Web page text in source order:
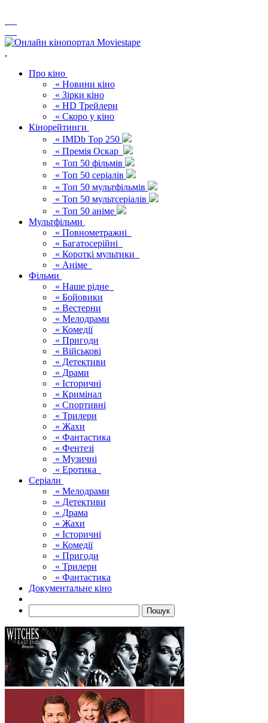
,
Про кіно
« Новини кіно
« Зірки кіно
« HD Трейлери
« Скоро у кіно
Кінорейтинги
« IMDb Top 250
« Премія Оскар
« Топ 50 фільмів
« Топ 50 серіалів
« Топ 50 мультфільмів
« Топ 50 мультсеріалів
« Топ 50 аніме
Мультфільми
« Повнометражні
« Багатосерійні
« Короткі мультики
« Аніме
Фільми
« Наше рідне
« Бойовики
« Вестерни
« Мелодрами
« Комедії
« Пригоди
« Військові
« Детективи
« Драми
« Історичні
« Кримінал
« Спортивні
« Трилери
« Жахи
« Фантастика
« Фентезі
« Музичні
« Еротика
Серіали
« Мелодрами
« Детективи
« Драма
« Жахи
« Історичні
« Комедії
« Пригоди
« Трилери
« Фантастика
Документальне кіно
Пошук